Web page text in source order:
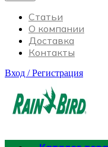
Статьи
О компании
Доставка
Контакты
Вход / Регистрация